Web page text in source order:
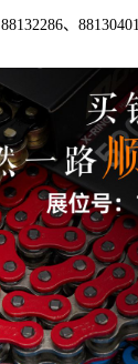
88132286、